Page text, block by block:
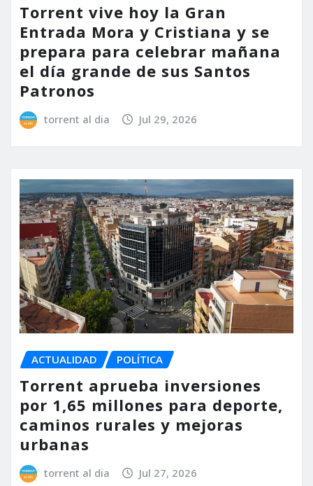
Torrent vive hoy la Gran
Entrada Mora y Cristiana y se
prepara para celebrar mañana
el día grande de sus Santos
Patronos
torrent al dia Jul 29, 2026
ACTUALIDAD POLÍTICA
Torrent aprueba inversiones
por 1,65 millones para deporte,
caminos rurales y mejoras
urbanas
torrent al dia Jul 27, 2026